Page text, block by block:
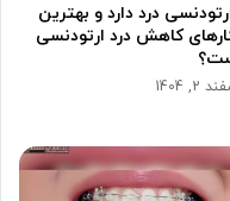
درد دارد و بهترین
کاهش درد ارتودنسی
2, 1404